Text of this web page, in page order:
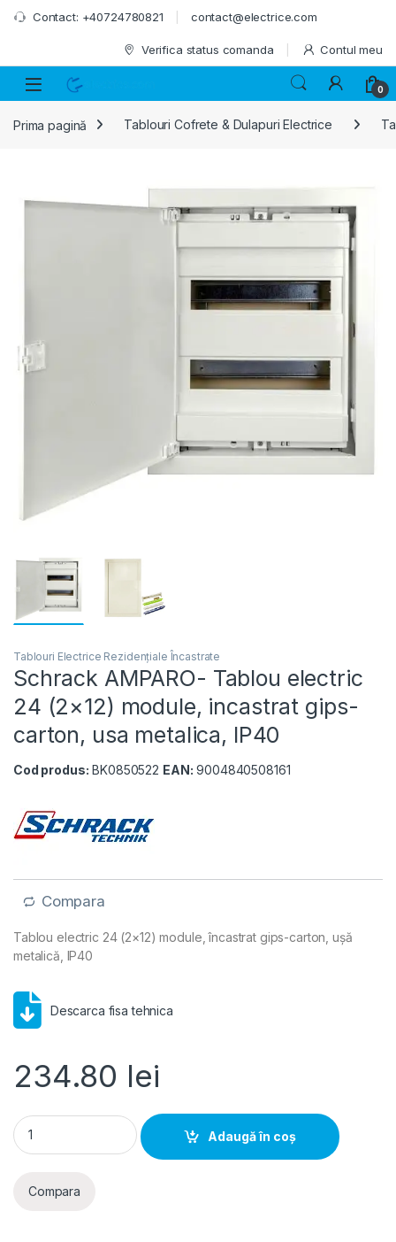
Skip to navigation
Skip to content
Contact: +40724780821 contact@electrice.com
Verifica status comanda Contul meu
0
Prima pagină Tablouri Cofrete & Dulapuri Electrice
Tablouri Electrice Rezidențiale Încastrate
Schrack AMPARO- Tablou electric
24 (2×12) module, incastrat gips-
carton, usa metalica, IP40
Cod produs: BK0850522 EAN: 9004840508161
Compara
Tablou electric 24 (2×12) module, încastrat gips-carton, ușă
metalică, IP40
Descarca fisa tehnica
234.80 lei
Schrack AMPARO- Tablou electric 24 (2x12) module,
Adaugă în coș
Compara